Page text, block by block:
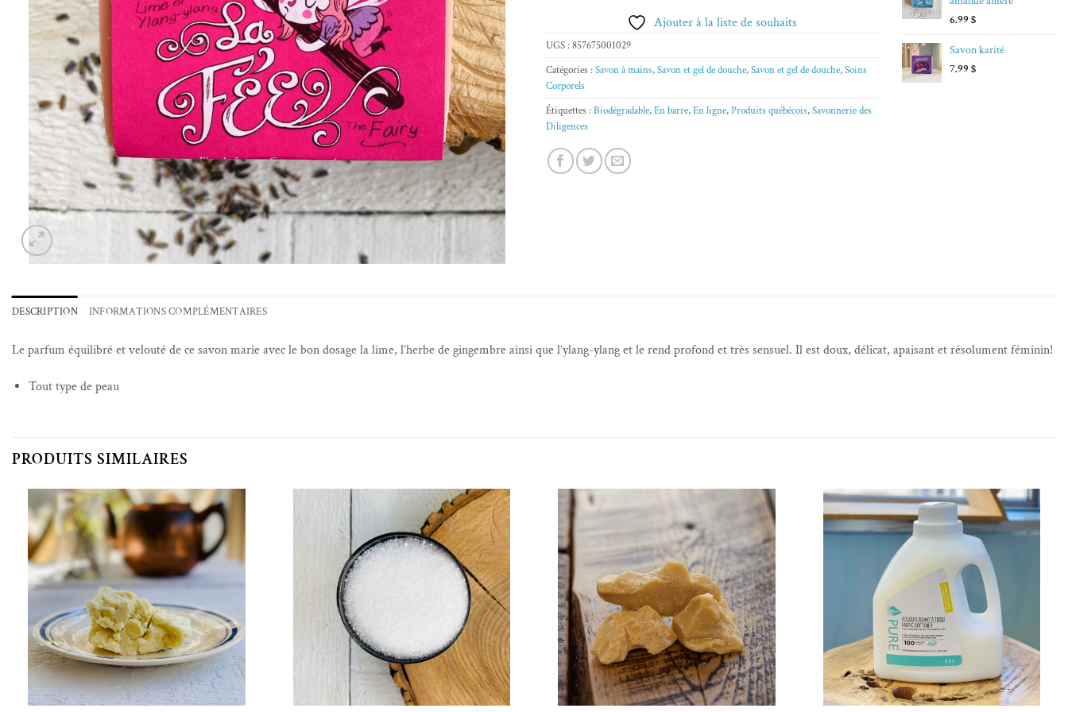
Ajouter à la liste de souhaits
UGS : 857675001029
Catégories : Savon à mains,Savon et gel de douche,Savon et gel de douche,Soins
Corporels
Étiquettes : Biodégradable,En barre,En ligne,Produits québécois,Savonnerie des
Diligences
6.99$
Savon karité
7.99$
DESCRIPTION INFORMATIONS COMPLÉMENTAIRES
Le parfum équilibré et velouté de ce savon marie avec le bon dosage la lime, l’herbe de gingembre ainsi que l’ylang-ylang et le rend profond et très sensuel. Il est doux, délicat, apaisant et résolument féminin!
Tout type de peau
PRODUITS SIMILAIRES
Ajouter à la liste de souhaits Ajouter à la liste de souhaits Ajouter à la liste de souhaits Ajouter à la liste de souhaits